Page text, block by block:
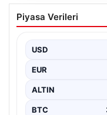
Kelebek.Org
Adresi Ve
kurması ciddi bir
Piyasa Verileri
USD
EUR
ALTIN
BTC